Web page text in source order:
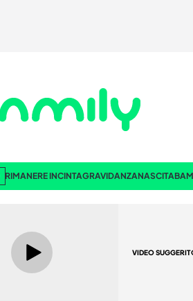
RIMANERE INCINTAGRAVIDANZANASCITA
VIDEO